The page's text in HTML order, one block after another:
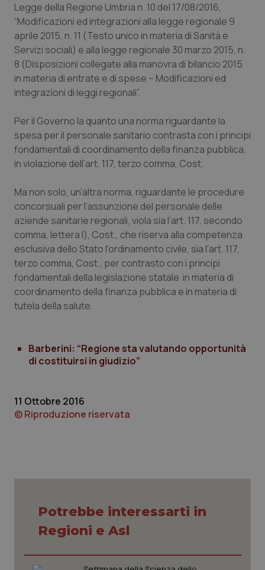
Basilicata
Calabria
Campania
Friuli Venezia Giulia
Lazio
Liguria
Lombardia
Marche
Molise
Provincia Autonoma di Bolzano
Puglia
Sicilia
Toscana
Umbria
Artrite & artrosi
Asma & BPCO
Car-T
Dermatite Atopica
Diabete & glucometri
Disturbi dell’umore
Dolore
Donna & Salute
Epatiti
Infezioni & Febbre
Malattie rare
Neuroscienze & patologie neurodegenerative
Obesità
Oftalmologia
QS Club Newsletter
Legge della Regione Umbria n. 10 del 17/08/2016,
“Modificazioni ed integrazioni alla legge regionale 9
aprile 2015, n. 11 (Testo unico in materia di Sanità e
Servizi sociali) e alla legge regionale 30 marzo 2015, n.
8 (Disposizioni collegate alla manovra di bilancio 2015
in materia di entrate e di spese – Modificazioni ed
integrazioni di leggi regionali”.
Per il Governo la quanto una norma riguardante la
spesa per il personale sanitario contrasta con i principi
fondamentali di coordinamento della finanza pubblica,
in violazione dell’art. 117, terzo comma, Cost.
Ma non solo, un’altra norma, riguardante le procedure
concorsuali per l’assunzione del personale delle
aziende sanitarie regionali, viola sia l’art. 117, secondo
comma, lettera l), Cost., che riserva alla competenza
esclusiva dello Stato l'ordinamento civile, sia l'art. 117,
terzo comma, Cost., per contrasto con i principi
fondamentali della legislazione statale in materia di
coordinamento della finanza pubblica e in materia di
tutela della salute.
Barberini: “Regione sta valutando opportunità
di costituirsi in giudizio”
11 Ottobre 2016
© Riproduzione riservata
Potrebbe interessarti in
Regioni e Asl